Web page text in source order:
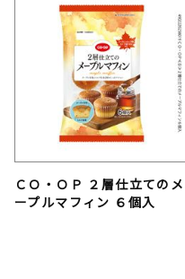
ＣＯ・ＯＰ ２層仕立てのメ
ープルマフィン ６個入